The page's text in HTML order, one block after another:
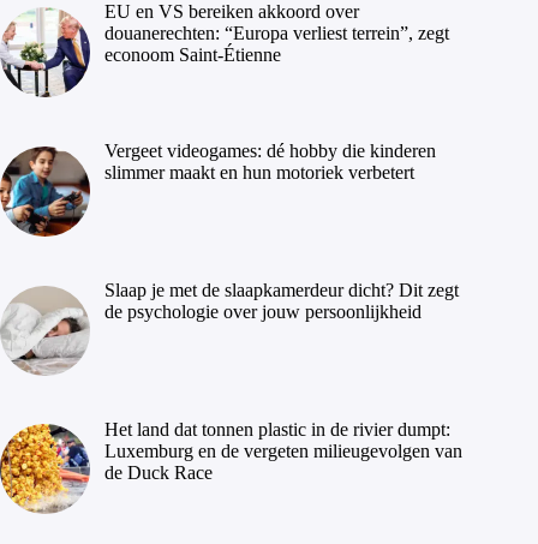
EU en VS bereiken akkoord over
douanerechten: “Europa verliest terrein”, zegt
econoom Saint-Étienne
Vergeet videogames: dé hobby die kinderen
slimmer maakt en hun motoriek verbetert
Slaap je met de slaapkamerdeur dicht? Dit zegt
de psychologie over jouw persoonlijkheid
Het land dat tonnen plastic in de rivier dumpt:
Luxemburg en de vergeten milieugevolgen van
de Duck Race